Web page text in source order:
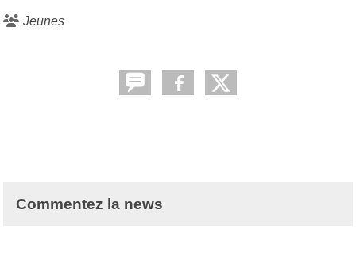
Jeunes
Commentez la news